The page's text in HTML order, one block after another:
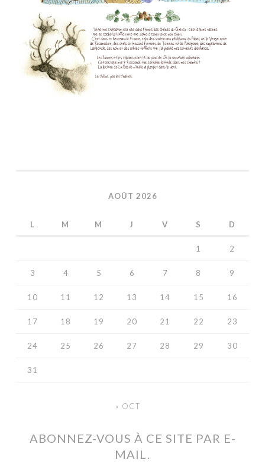
AOÛT 2026
L M M J V S D
1 2
3 4 5 6 7 8 9
10 11 12 13 14 15 16
17 18 19 20 21 22 23
24 25 26 27 28 29 30
31
« OCT
ABONNEZ-VOUS À CE SITE PAR E-
MAIL.